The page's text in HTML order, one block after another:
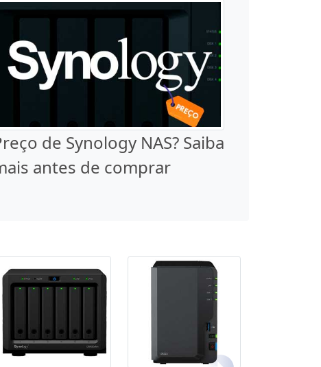
de Synology NAS? Saiba
antes de comprar